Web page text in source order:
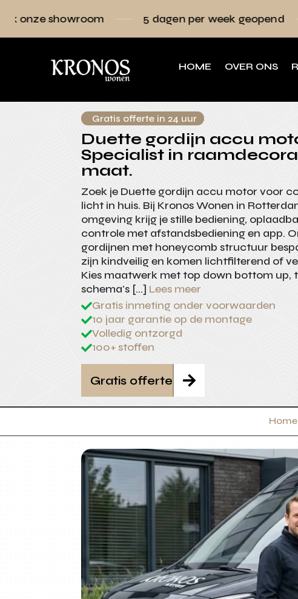
5 dagen per week geopend
HOME OVER ONS
Gratis offerte in 24 uur
Duette gordijn accu
Specialist in
maat.
Zoek je Duette gordijn accu motor voor
licht in huis. Bij Kronos Wonen in
omgeving krijg je stille bediening,
controle met afstandsbediening en app.
gordijnen met honeycomb structuur
zijn kindveilig en komen lichtfilterend of
Kies maatwerk met top down bottom up,
schema's […] Lees meer
Gratis inmeting onder voorwaarden
10 jaar garantie op de montage
Volledig ontzorgd
100+ stoffen

Gratis offerte
Home